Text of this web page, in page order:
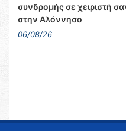
συνδρομής σε χειριστή
στην Αλόννησο
06/08/26